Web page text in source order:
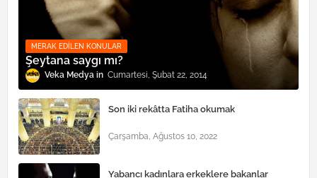
MERAK EDILEN KONULAR
Şeytana saygı mı?
Veka Medya Cumartesi, Şubat 22, 2014
Son iki rekâtta Fatiha okumak
Çarşamba, Ağustos 10, 2022
Yabancı kadınlara erkeklere bakanlar